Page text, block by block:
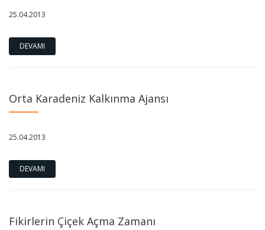
25.04.2013
DEVAMI
Orta Karadeniz Kalkınma Ajansı
25.04.2013
DEVAMI
Fikirlerin Çiçek Açma Zamanı